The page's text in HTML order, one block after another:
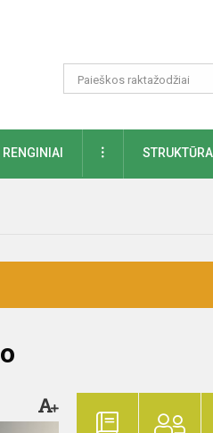
RENGINIAI DAUGIAU